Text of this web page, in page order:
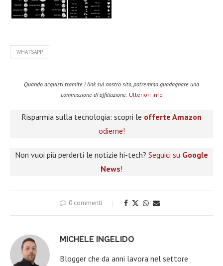
WHATSAPP
Quando acquisti tramite i link sul nostro sito, potremmo guadagnare una
commissione di affiliazione. Ulteriori info
Risparmia sulla tecnologia: scopri le offerte Amazon
odierne!
Non vuoi più perderti le notizie hi-tech? Seguici su Google
News!
0 commenti
MICHELE INGELIDO
Blogger che da anni lavora nel settore